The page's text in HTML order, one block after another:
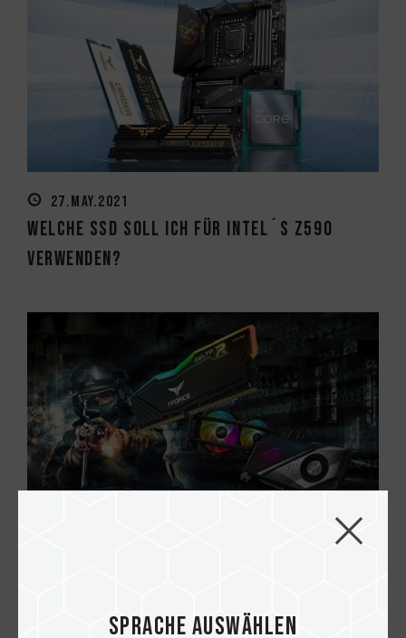
27.MAY.2021
Welche SSD soll ich für Intel´s Z590
verwenden?
Sprache auswählen